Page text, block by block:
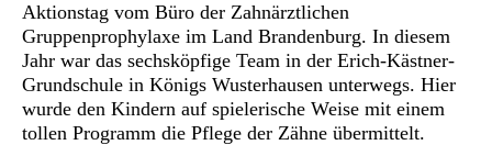
Aktionstag vom Büro der Zahnärztlichen
Gruppenprophylaxe im Land Brandenburg. In diesem
Jahr war das sechsköpfige Team in der Erich-Kästner-
Grundschule in Königs Wusterhausen unterwegs. Hier
wurde den Kindern auf spielerische Weise mit einem
tollen Programm die Pflege der Zähne übermittelt.